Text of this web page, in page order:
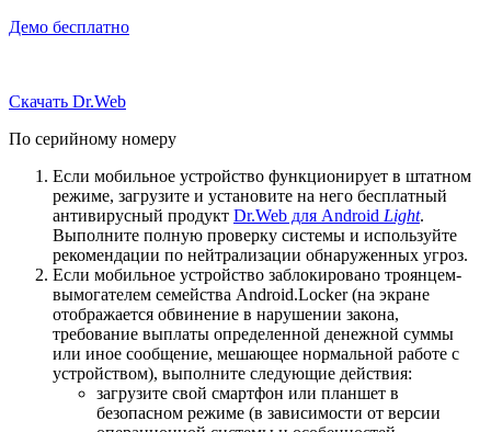
Демо бесплатно
Скачать Dr.Web
По серийному номеру
Если мобильное устройство функционирует в штатном
режиме, загрузите и установите на него бесплатный
антивирусный продукт Dr.Web для Android Light.
Выполните полную проверку системы и используйте
рекомендации по нейтрализации обнаруженных угроз.
Если мобильное устройство заблокировано троянцем-
вымогателем семейства Android.Locker (на экране
отображается обвинение в нарушении закона,
требование выплаты определенной денежной суммы
или иное сообщение, мешающее нормальной работе с
устройством), выполните следующие действия:
загрузите свой смартфон или планшет в
безопасном режиме (в зависимости от версии